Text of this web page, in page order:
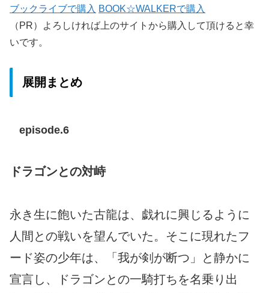
ブックライブで購入 BOOK☆WALKERで購入
（PR）よろしければ上のサイトから購入して頂けると幸
いです。
展開まとめ
episode.6
ドラゴンとの対峙
永き生に飽いた古龍は、戯れに興じるように
人間との戦いを望んでいた。そこに現れたフ
ード姿の少年は、「我が剣が断つ」と静かに
宣言し、ドラゴンとの一騎打ちを名乗り出